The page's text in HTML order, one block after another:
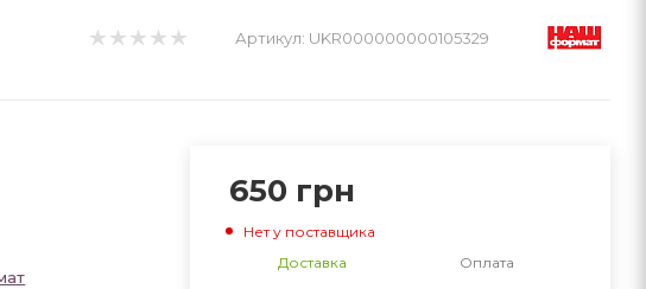
Артикул: UKR000000000105329
650 грн
Нет у поставщика
Доставка
Оплата